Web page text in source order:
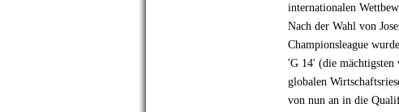
internationalen
Nach der Wahl von
Championsleague
'G 14' (die mächtigsten
globalen
von nun an in die